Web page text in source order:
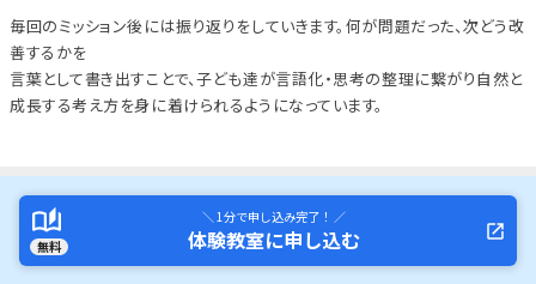
毎回のミッション後には振り返りをしていきます。何が問題だった、次どう改
善するかを
言葉として書き出すことで、子ども達が言語化・思考の整理に繋がり自然と
成長する考え方を身に着けられるようになっています。
無料
＼ 1分で申し込み完了！ ／
体験教室に申し込む